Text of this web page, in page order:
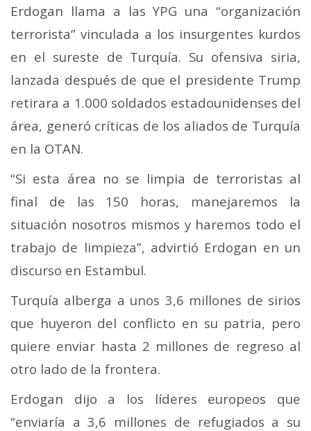
Erdogan llama a las YPG una “organización
terrorista” vinculada a los insurgentes kurdos
en el sureste de Turquía. Su ofensiva siria,
lanzada después de que el presidente Trump
retirara a 1.000 soldados estadounidenses del
área, generó críticas de los aliados de Turquía
en la OTAN.
“Si esta área no se limpia de terroristas al
final de las 150 horas, manejaremos la
situación nosotros mismos y haremos todo el
trabajo de limpieza”, advirtió Erdogan en un
discurso en Estambul.
Turquía alberga a unos 3,6 millones de sirios
que huyeron del conflicto en su patria, pero
quiere enviar hasta 2 millones de regreso al
otro lado de la frontera.
Erdogan dijo a los líderes europeos que
“enviaría a 3,6 millones de refugiados a su